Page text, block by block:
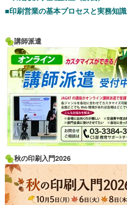
■印刷営業の基本プロセスと実務知識
講師派遣
秋の印刷入門2026